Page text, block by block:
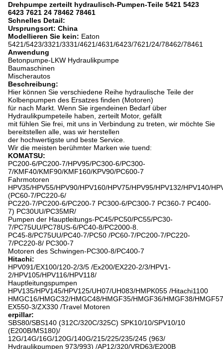
Drehpumpe zerteilt hydraulisch-Pumpen-Teile 5421 5423
6423 7621 24 78462 78461
Schnelles Detail:
Ursprungsort: China
Modellieren Sie kein: Eaton
5421/5423/3321/3331/4621/4631/6423/7621/24/78462/78461
Anwendung
Betonpumpe-LKW Hydraulikpumpe
Baumaschinen
Mischerautos
Beschreibung:
Hier können Sie verschiedene Reihe hydraulische Teile der
Kolbenpumpen des Ersatzes finden (Motoren)
für nach Markt. Wenn Sie irgendeinen Bedarf über
Hydraulikpumpeteile haben, zerteilt Motor, gefällt
mit fühlen Sie frei, mit uns in Verbindung zu treten, wir möchte Sie
bereitstellen alle, was wir herstellen
der hochwertigste und beste Service.
Wir die meisten berühmter Marken wie tuend:
KOMATSU:
PC200-6/PC200-7/HPV95/PC300-6/PC300-
7/KMF40/KMF90/KMF160/KPV90/PC600-7
Fahrmotoren
HPV35/HPV55/HPV90/HPV160/HPV75/HPV95/HPV132/HPV140/
(PC60-7/PC220-6/
PC220-7/PC200-6/PC200-7 PC300-6/PC300-7 PC360-7 PC400-
7) PC30UU/PC35MR/
Pumpen der Hauptleitungs-PC45/PC50/PC55/PC30-
7/PC75UU/PC78US-6/PC40-8/PC2000-8.
PC45-8/PC75UU/PC40-7/PC50 /PC60-7/PC200-7/PC220-
7/PC220-8/ PC300-7
Motoren des Schwingen-PC300-8/PC400-7
Hitachi:
HPV091/EX100/120-2/3/5 /Ex200/EX220-2/3/HPV1-
2/HPV105/HPV116/HPV118/
Hauptleitungspumpen
HPV135/HPV145/HPV125/UH07/UH083/HMPK055 /Hitachi1100
HMGC16/HMGC32/HMGC48/HMGF35/HMGF36/HMGF38/
EX550-3/ZX330 /Travel Motoren
erpillar:
SBS80/SBS140 (312C/320C/325C) SPK10/10/SPV10/10
(E200B/MS180)/
12G/14G/16G/120G/140G/215/225/235/245 (963/
Hydraulikpumpen 973/993) /AP12/320/VRD63/E200B